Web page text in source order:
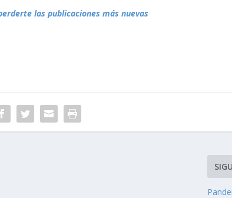
las publicaciones más nuevas